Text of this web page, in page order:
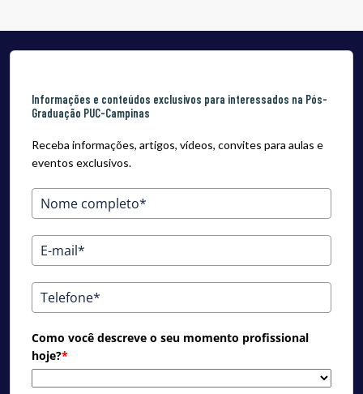
Informações e conteúdos exclusivos para interessados na Pós-
Graduação PUC-Campinas
Receba informações, artigos, vídeos, convites para aulas e
eventos exclusivos.
Como você descreve o seu momento profissional
hoje?*